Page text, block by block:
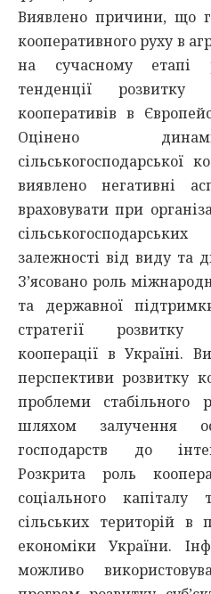
Виявлено причини, що
кооперативного руху в
на сучасному етапі
тенденції розвитку
кооперативів в
Оцінено
сільськогосподарської
виявлено негативні
враховувати при
залежності від виду та
З’ясовано роль
та державної
стратегії розвитку
кооперації в Україні.
перспективи розвитку
проблеми стабільного
шляхом залучення
господарств до
Розкрита роль
соціального
сільських територій в
економіки України.
можливо